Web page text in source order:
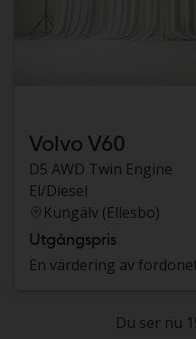
Volvo V60
D5 AWD Twin Engine
El/Diesel
Kungälv (Ellesbo)
Utgångspris
En värdering av
Du ser nu